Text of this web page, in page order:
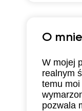
O mnie
W mojej
realnym
temu
pozwala